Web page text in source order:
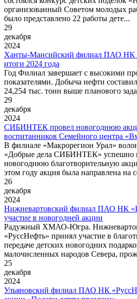
организованный Советом молодых
было представлено 22 работы дете...
29
декабря
2024
Ханты-Мансийский филиал ПАО НК
итоги 2024 года
Год Филиал завершает с высокими
показателями. Добыча нефти
24,254 тыс. тонн выше планового
29
декабря
2024
СИБИНТЕК провел новогоднюю
воспитанников Семейного центра
В филиале «Макрорегион Урал»
«Добрые дела СИБИНТЕК» успешно
новогоднюю благотворительную
этом году акция была направлена на
26
декабря
2024
Нижневартовский филиал ПАО НК
участие в новогодней акции
Радужный ХМАО-Югра.
«РуссНефть» принял участие в
передаче детских новогодних
малочисленных народов Севера,
25
декабря
2024
Ульяновский филиал ПАО НК